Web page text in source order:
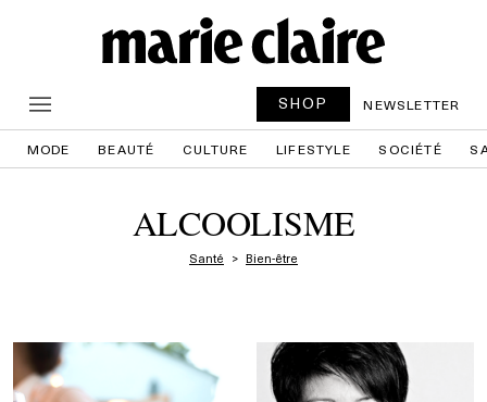
SHOP NEWSLETTER
MODE BEAUTÉ CULTURE LIFESTYLE SOCIÉTÉ
ALCOOLISME
Santé Bien-être